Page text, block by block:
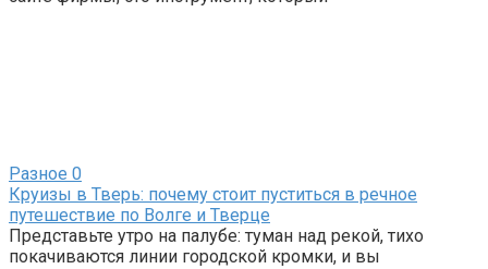
Разное 0
Круизы в Тверь: почему стоит пуститься в речное
путешествие по Волге и Тверце
Представьте утро на палубе: туман над рекой, тихо
покачиваются линии городской кромки, и вы